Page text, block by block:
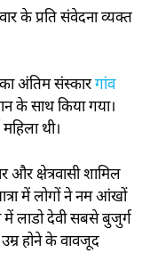
के प्रति संवेदना व्यक्त
का अंतिम संस्कारगांव
के साथ किया गया।
थी।
और क्षेत्रवासी शामिल
में लोगों ने नम आंखों
में लाडो देवी सबसे बुजुर्ग
होने के वावजूद